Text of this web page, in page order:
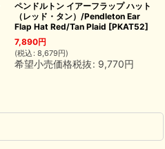
ペンドルトン イアーフラップ ハット
（レッド・タン）/Pendleton Ear
Flap Hat Red/Tan Plaid [PKAT52]
7,890円
(税込 : 8,679円)
希望小売価格税抜: 9,770円